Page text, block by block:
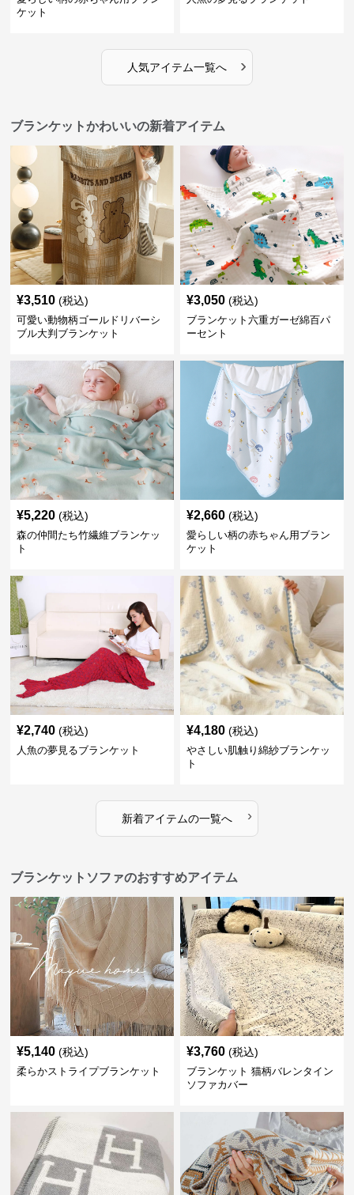
ケット
人気アイテム一覧へ ›
ブランケットかわいいの新着アイテム
¥3,510 (税込)
可愛い動物柄ゴールドリバーシ
ブル大判ブランケット
¥3,050 (税込)
ブランケット六重ガーゼ綿百パ
ーセント
¥5,220 (税込)
森の仲間たち竹繊維ブランケッ
ト
¥2,660 (税込)
愛らしい柄の赤ちゃん用ブラン
ケット
¥2,740 (税込)
人魚の夢見るブランケット
¥4,180 (税込)
やさしい肌触り綿紗ブランケッ
ト
新着アイテムの一覧へ ›
ブランケットソファのおすすめアイテム
¥5,140 (税込)
柔らかストライプブランケット
¥3,760 (税込)
ブランケット 猫柄バレンタイン
ソファカバー